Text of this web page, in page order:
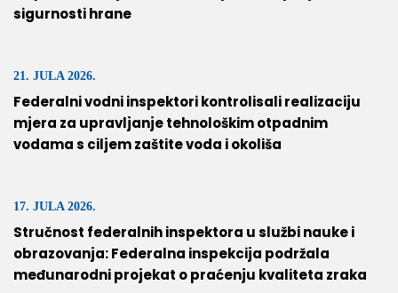
sigurnosti hrane
21. JULA 2026.
Federalni vodni inspektori kontrolisali realizaciju
mjera za upravljanje tehnološkim otpadnim
vodama s ciljem zaštite voda i okoliša
17. JULA 2026.
Stručnost federalnih inspektora u službi nauke i
obrazovanja: Federalna inspekcija podržala
međunarodni projekat o praćenju kvaliteta zraka